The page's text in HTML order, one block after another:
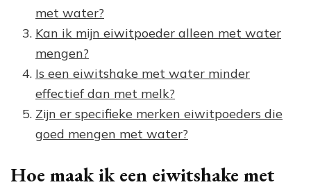
met water?
Kan ik mijn eiwitpoeder alleen met water
mengen?
Is een eiwitshake met water minder
effectief dan met melk?
Zijn er specifieke merken eiwitpoeders die
goed mengen met water?
Hoe maak ik een eiwitshake met